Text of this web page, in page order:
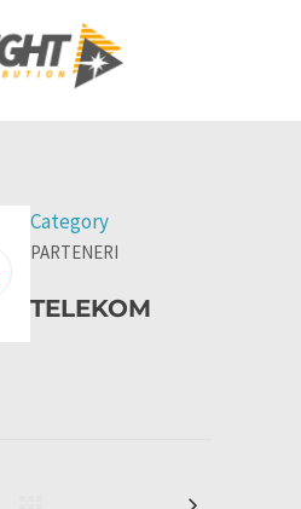
Category
PARTENERI
TELEKOM